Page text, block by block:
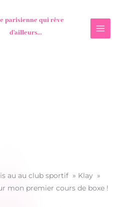
parisienne qui rêve
d'ailleurs...
au au club sportif » Klay »
mon premier cours de boxe !